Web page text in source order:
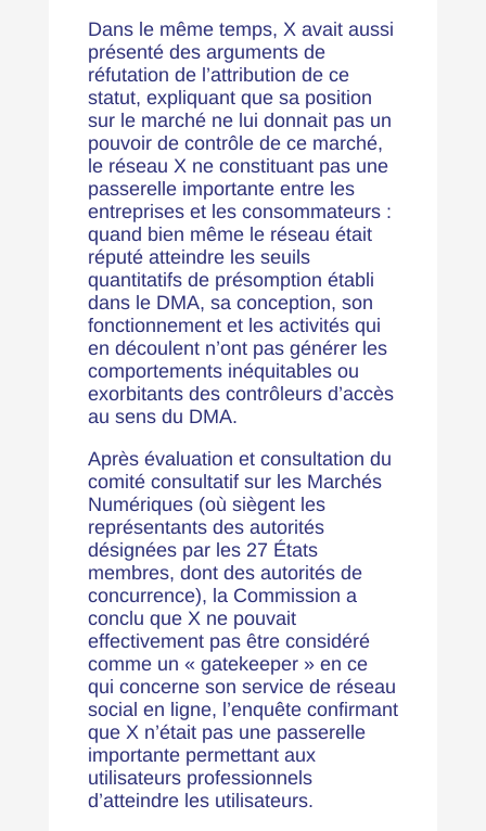
Dans le même temps, X avait aussi
présenté des arguments de
réfutation de l’attribution de ce
statut, expliquant que sa position
sur le marché ne lui donnait pas un
pouvoir de contrôle de ce marché,
le réseau X ne constituant pas une
passerelle importante entre les
entreprises et les consommateurs :
quand bien même le réseau était
réputé atteindre les seuils
quantitatifs de présomption établi
dans le DMA, sa conception, son
fonctionnement et les activités qui
en découlent n’ont pas générer les
comportements inéquitables ou
exorbitants des contrôleurs d’accès
au sens du DMA.
Après évaluation et consultation du
comité consultatif sur les Marchés
Numériques (où siègent les
représentants des autorités
désignées par les 27 États
membres, dont des autorités de
concurrence), la Commission a
conclu que X ne pouvait
effectivement pas être considéré
comme un « gatekeeper » en ce
qui concerne son service de réseau
social en ligne, l’enquête confirmant
que X n’était pas une passerelle
importante permettant aux
utilisateurs professionnels
d’atteindre les utilisateurs.